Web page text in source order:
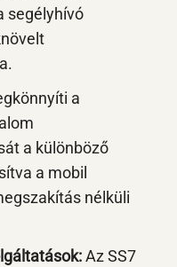
segélyhívó
a
a különböző
a mobil
nélküli
Az SS7